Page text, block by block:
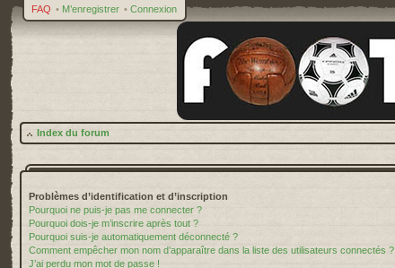
FAQ • M’enregistrer • Connexion
Index du forum
Problèmes d’identification et d’inscription
Pourquoi ne puis-je pas me connecter ?
Pourquoi dois-je m’inscrire après tout ?
Pourquoi suis-je automatiquement déconnecté ?
Comment empêcher mon nom d’apparaître dans la liste des utilisateurs connectés ?
J’ai perdu mon mot de passe !